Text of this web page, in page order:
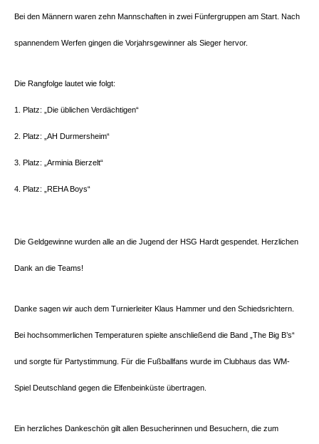
Bei den Männern waren zehn Mannschaften in zwei Fünfergruppen am Start. Nach
spannendem Werfen gingen die Vorjahrsgewinner als Sieger hervor.
Die Rangfolge lautet wie folgt:
1. Platz: „Die üblichen Verdächtigen“
2. Platz: „AH Durmersheim“
3. Platz: „Arminia Bierzelt“
4. Platz: „REHA Boys“
Die Geldgewinne wurden alle an die Jugend der HSG Hardt gespendet. Herzlichen
Dank an die Teams!
Danke sagen wir auch dem Turnierleiter Klaus Hammer und den Schiedsrichtern.
Bei hochsommerlichen Temperaturen spielte anschließend die Band „ The Big B’s“
und sorgte für Partystimmung. Für die Fußballfans wurde im Clubhaus das WM-
Spiel Deutschland gegen die Elfenbeinküste übertragen.
Ein herzliches Dankeschön gilt allen Besucherinnen und Besuchern, die zum